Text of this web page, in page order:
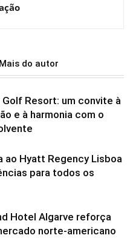
Mais do autor
Resort: um convite à
e à harmonia com o
ao Hyatt Regency Lisboa
para todos os
Hotel Algarve reforça
norte-americano